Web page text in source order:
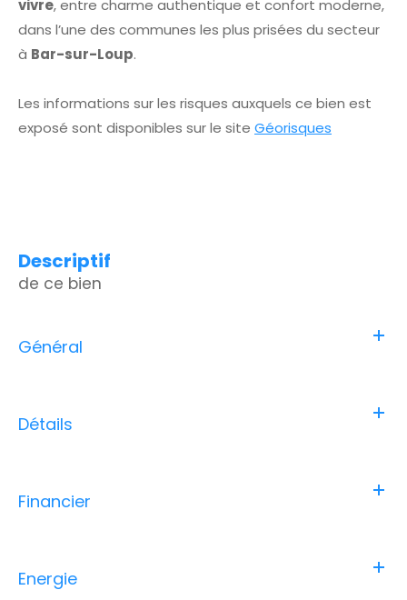
vivre, entre charme authentique et confort moderne,
dans l’une des communes les plus prisées du secteur
à Bar-sur-Loup.
Les informations sur les risques auxquels ce bien est
exposé sont disponibles sur le site Géorisques
descriptif
de ce bien
Général
Détails
Financier
Energie